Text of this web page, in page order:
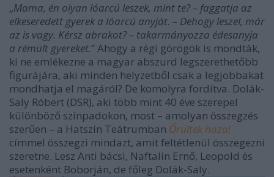
„Mama, én olyan lóarcú leszek, mint te? – faggatja az
elkeseredett gyerek a lóarcú anyját. – Dehogy leszel, már
az is vagy. Kérsz abrakot? – takarmányozza édesanyja
a rémült gyereket.” Ahogy a régi görögök is mondták,
ki ne emlékezne a magyar abszurd legszerethetőbb
figurájára, aki minden helyzetből csak a legjobbakat
mondhatja el magáról? De komolyra fordítva. Dolák-
Saly Róbert (DSR), aki több mint 40 éve szerepel
különböző színpadokon, most – amolyan összegzés
szerűen – a Hatszín Teátrumban Őrültek haza!
címmel összegzi mindazt, amit feltétlenül összegezni
szeretne. Lesz Anti bácsi, Naftalin Ernő, Leopold és
esetenként Boborján, de főleg Dolák-Saly.